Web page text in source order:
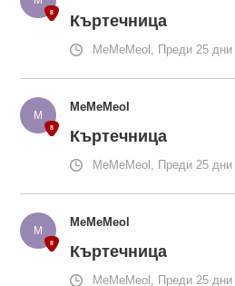
Къртечница
MeMeMeol, Преди 25 дни
MeMeMeol
Къртечница
MeMeMeol, Преди 25 дни
MeMeMeol
Къртечница
MeMeMeol, Преди 25 дни